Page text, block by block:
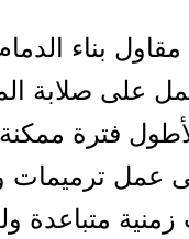
بناء
على صلابة
فترة
عمل
زمنية متباعدة